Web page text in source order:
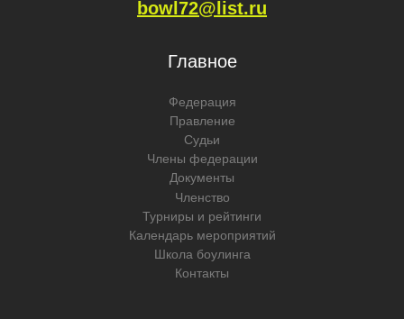
bowl72@list.ru
Главное
Федерация
Правление
Судьи
Члены федерации
Документы
Членство
Турниры и рейтинги
Календарь мероприятий
Школа боулинга
Контакты